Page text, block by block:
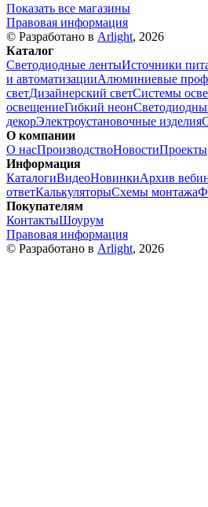
Показать все магазины
Правовая информация
© Разработано в Arlight, 2026
Каталог
Светодиодные лентыИсточники
и автоматизацииАлюминиевые
светДизайнерский светСистемы
освещениеГибкий неон
декорЭлектроустановочные изделия
О компании
О насПроизводствоНовостиПроекты
Информация
КаталогиВидеоНовинкиАрхив
ответКалькуляторыСхемы монтажа
Покупателям
КонтактыШоурум
Правовая информация
© Разработано в Arlight, 2026